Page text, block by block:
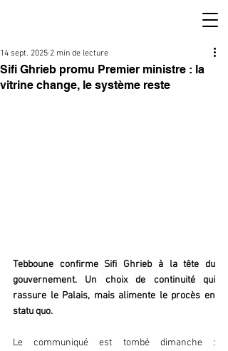
Sifi Ghrieb promu Premier ministre : la
vitrine change, le système reste
14 sept. 2025 2 min de lecture
Tebboune confirme Sifi Ghrieb à la tête du
gouvernement. Un choix de continuité qui
rassure le Palais, mais alimente le procès en
statu quo.
Le communiqué est tombé dimanche :